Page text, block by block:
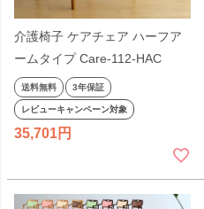
介護椅子 ケアチェア ハーフア
ームタイプ Care-112-HAC
送料無料 3年保証
レビューキャンペーン対象
35,701